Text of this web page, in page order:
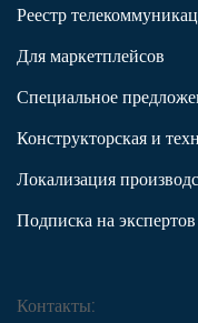
Реестр
Для маркетплейсов
Специальное
Конструкторская и
Локализация
Подписка на экспертов
Контакты: